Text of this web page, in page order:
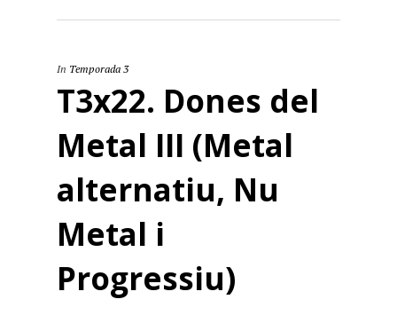
In Temporada 3
T3x22. Dones del
Metal III (Metal
alternatiu, Nu
Metal i
Progressiu)